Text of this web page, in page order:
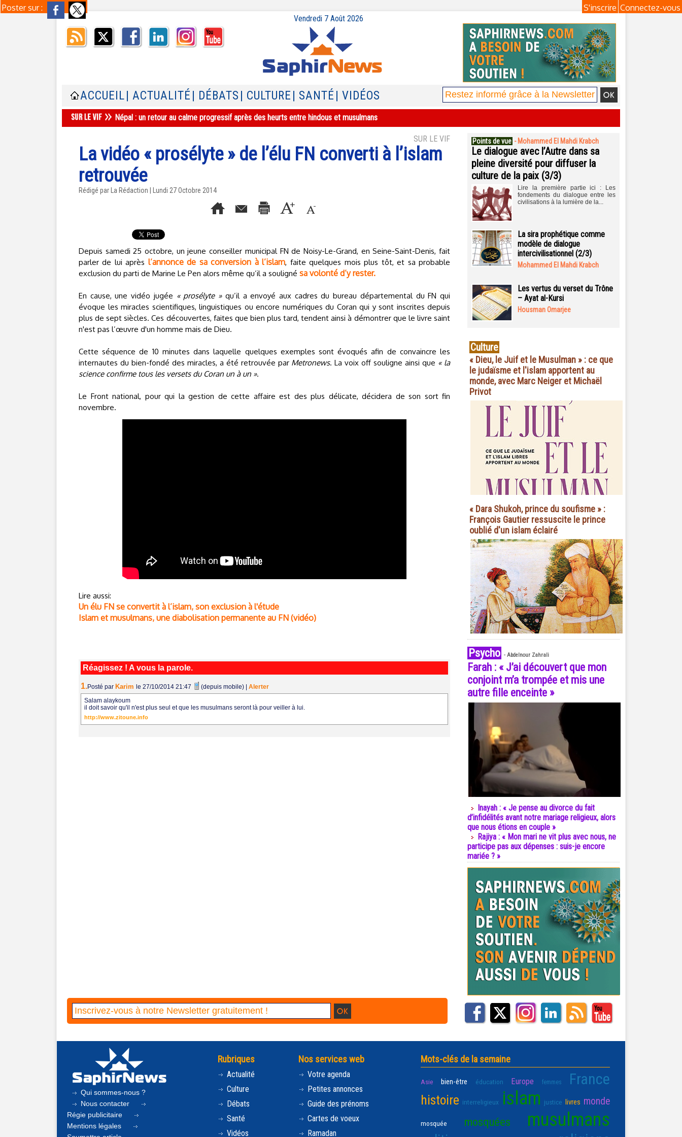
Poster sur : Connectez-vous
S'inscrire
Vendredi 7 Août 2026
ACCUEIL | ACTUALITÉ | DÉBATS | CULTURE | SANTÉ | VIDÉOS
Népal : un retour au calme progressif après des heurts entre hindous et musulmans
SUR LE VIF
La vidéo « prosélyte » de l’élu FN converti à l’islam
retrouvée
Rédigé par La Rédaction | Lundi 27 Octobre 2014
Depuis samedi 25 octobre, un jeune conseiller municipal FN de Noisy-Le-Grand, en Seine-Saint-Denis, fait
parler de lui après l’annonce de sa conversion à l’islam, faite quelques mois plus tôt, et sa probable
exclusion du parti de Marine Le Pen alors même qu’il a souligné sa volonté d’y rester.
En cause, une vidéo jugée « prosélyte »qu’il a envoyé aux cadres du bureau départemental du FN qui
évoque les miracles scientifiques, linguistiques ou encore numériques du Coran qui y sont inscrites depuis
plus de sept siècles. Ces découvertes, faites que bien plus tard, tendent ainsi à démontrer que le livre saint
n'est pas l’œuvre d'un homme mais de Dieu.
Cette séquence de 10 minutes dans laquelle quelques exemples sont évoqués afin de convaincre les
internautes du bien-fondé des miracles, a été retrouvée par Metronews. La voix off souligne ainsi que « la
science confirme tous les versets du Coran un à un ».
Le Front national, pour qui la gestion de cette affaire est des plus délicate, décidera de son sort fin
novembre.
Lire aussi:
Un élu FN se convertit à l’islam, son exclusion à l'étude
Islam et musulmans, une diabolisation permanente au FN (vidéo)
Réagissez ! A vous la parole.
1.Posté par Karim le 27/10/2014 21:47 (depuis mobile)
Alerter
Salam alaykoum
il doit savoir qu'il n'est plus seul et que les musulmans seront là pour veiller à lui.
http://www.zitoune.info
Points de vue - Mohammed El Mahdi Krabch
Le dialogue avec l’Autre dans sa
pleine diversité pour diffuser la
culture de la paix (3/3)
Lire la première partie ici : Les
fondements du dialogue entre les
civilisations à la lumière de la...
La sira prophétique comme
modèle de dialogue
intercivilisationnel (2/3)
Mohammed El Mahdi Krabch
Les vertus du verset du Trône
– Ayat al-Kursi
Housman Omarjee
Culture
« Dieu, le Juif et le Musulman » : ce que
le judaïsme et l'islam apportent au
monde, avec Marc Neiger et Michaël
Privot
« Dara Shukoh, prince du soufisme » :
François Gautier ressuscite le prince
oublié d'un islam éclairé
Psycho - Abdelnour Zahrali
Farah : « J’ai découvert que mon
conjoint m’a trompée et mis une
autre fille enceinte »
Inayah : « Je pense au divorce du fait
d’infidélités avant notre mariage religieux, alors
que nous étions en couple »
Rajiya : « Mon mari ne vit plus avec nous, ne
participe pas aux dépenses : suis-je encore
mariée ? »
Qui sommes-nous ?
Nous contacter
Régie publicitaire
Mentions légales
Rubriques
Actualité
Culture
Débats
Santé
Vidéos
Nos services web
Votre agenda
Petites annonces
Guide des prénoms
Cartes de voeux
Ramadan
Mots-clés de la semaine
Asie bien-être éducation Europe femmes France
histoire interreligieux islam justice livres monde
mosquée mosquées musulmans